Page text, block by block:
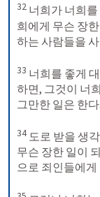
32 너희가 너희
희에게 무슨 장
하는 사람들을
33 너희를 좋게
하면, 그것이 너
그만한 일은 한다.
34 도로 받을 생
무슨 장한 일이
으로 죄인들에게